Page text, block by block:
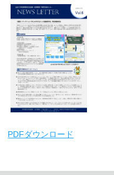
PDFダウンロード